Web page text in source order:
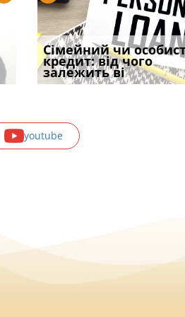
Документи, на яких не
проставляється
апостиль: пер
Переоформлення
відстрочки за іншою
підставою: нов
Сімейний чи
кредит: від чого
залежить ві
Восьмий ААС
підтвердив, що
може скас
youtube